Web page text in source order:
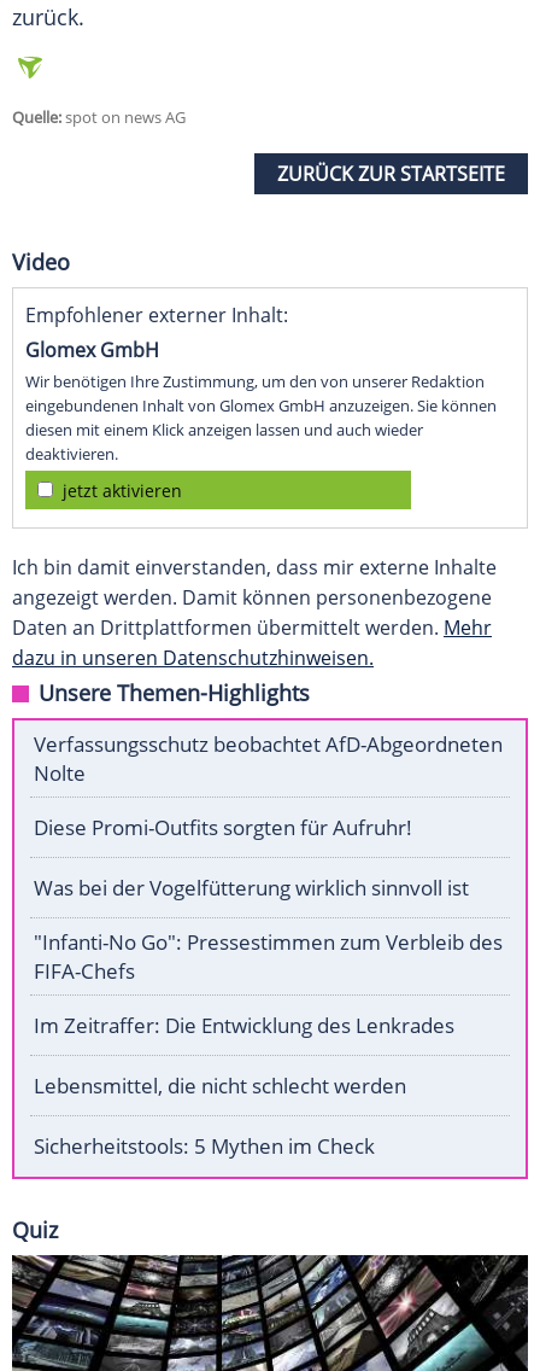
zurück.
Quelle:spot on news AG
ZURÜCK ZUR STARTSEITE
Video
Empfohlener externer Inhalt:
Glomex GmbH
Wir benötigen Ihre Zustimmung, um den von unserer Redaktion
eingebundenen Inhalt von Glomex GmbH anzuzeigen. Sie können
diesen mit einem Klick anzeigen lassen und auch wieder
deaktivieren.
jetzt aktivieren
Ich bin damit einverstanden, dass mir externe Inhalte
angezeigt werden. Damit können personenbezogene
Daten an Drittplattformen übermittelt werden. Mehr
dazu in unseren Datenschutzhinweisen.
Unsere Themen-Highlights
Verfassungsschutz beobachtet AfD-Abgeordneten
Nolte
Diese Promi-Outfits sorgten für Aufruhr!
Was bei der Vogelfütterung wirklich sinnvoll ist
"Infanti-No Go": Pressestimmen zum Verbleib des
FIFA-Chefs
Im Zeitraffer: Die Entwicklung des Lenkrades
Lebensmittel, die nicht schlecht werden
Sicherheitstools: 5 Mythen im Check
Quiz